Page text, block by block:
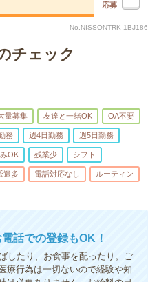
応募
No.NISSONTRK-1BJ186
チェック
量募集 友達と一緒OK OA不要
務 週4日勤務 週5日勤務
OK 残業少 シフト
遣多 電話対応なし ルーティン
話での登録もOK！
したり、お食事を配ったり。ご
療行為は一切ないので経験や知